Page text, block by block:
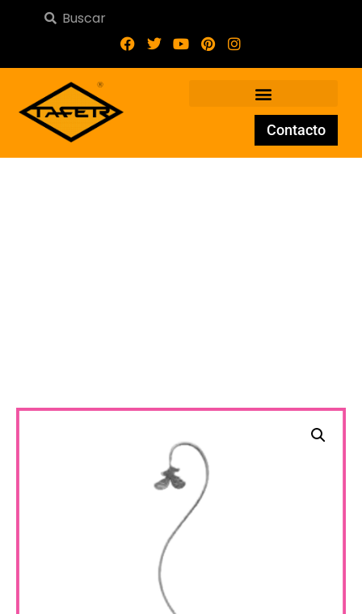
Contacto